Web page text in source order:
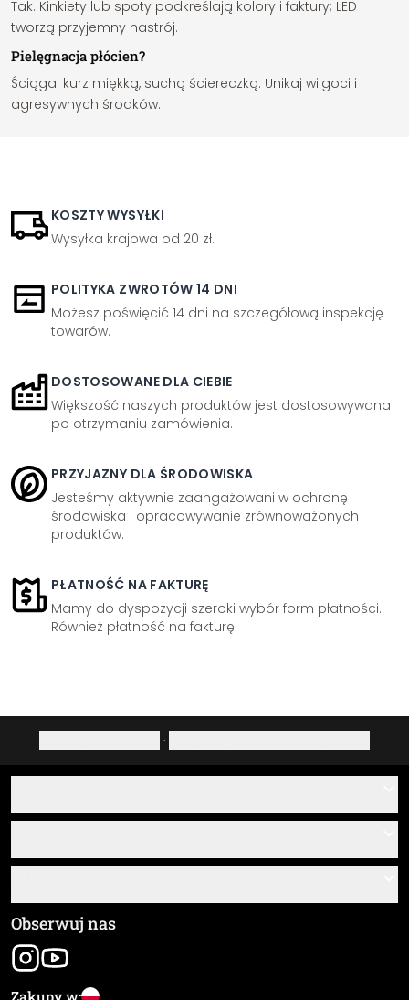
Tak. Kinkiety lub spoty podkreślają kolory i faktury; LED
tworzą przyjemny nastrój.
Pielęgnacja płócien?
Ściągaj kurz miękką, suchą ściereczką. Unikaj wilgoci i
agresywnych środków.
KOSZTY WYSYŁKI
Wysyłka krajowa od 20 zł.
POLITYKA ZWROTÓW 14 DNI
Możesz poświęcić 14 dni na szczegółową inspekcję
towarów.
DOSTOSOWANE DLA CIEBIE
Większość naszych produktów jest dostosowywana
po otrzymaniu zamówienia.
PRZYJAZNY DLA ŚRODOWISKA
Jesteśmy aktywnie zaangażowani w ochronę
środowiska i opracowywanie zrównoważonych
produktów.
PŁATNOŚĆ NA FAKTURĘ
Mamy do dyspozycji szeroki wybór form płatności.
Również płatność na fakturę.
·
O nas
Przegląd materiałów
Śledzenie przesyłki
Ogólne Warunki Handlowe (OWH)
Dane firmy
Obserwuj nas
Zakupy w: